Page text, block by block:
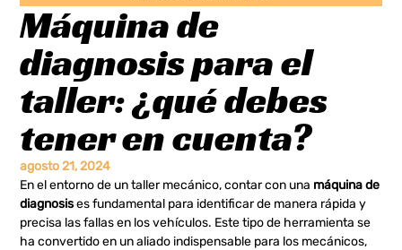
Máquina de
diagnosis para el
taller: ¿qué debes
tener en cuenta?
agosto 21, 2024
En el entorno de un taller mecánico, contar con una máquina de
diagnosises fundamental para identificar de manera rápida y
precisa las fallas en los vehículos. Este tipo de herramienta se
ha convertido en un aliado indispensable para los mecánicos,